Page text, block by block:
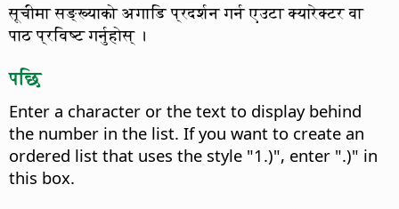
सूचीमा सङ्ख्याको अगाडि प्रदर्शन गर्न एउटा क्यारेक्टर वा
पाठ प्रविष्ट गर्नुहोस् ।
पछि
Enter a character or the text to display behind
the number in the list. If you want to create an
ordered list that uses the style "1.)", enter ".)" in
this box.